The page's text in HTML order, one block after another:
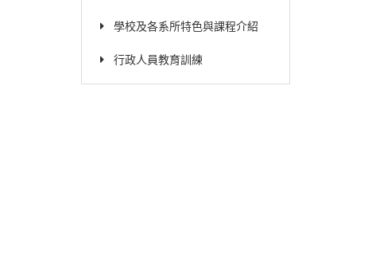
學校及各系所特色與課程介紹
行政人員教育訓練